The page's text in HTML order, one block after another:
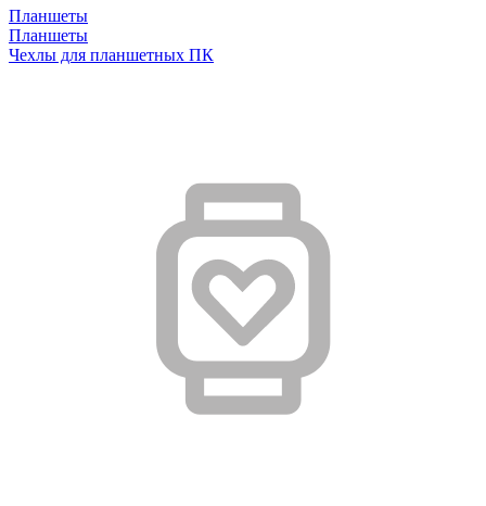
Планшеты
Планшеты
Чехлы для планшетных ПК